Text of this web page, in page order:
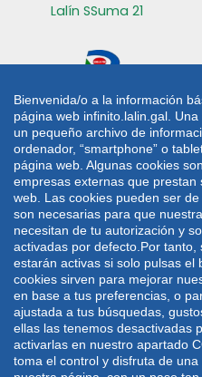
Bienvenida/o a la información
página web infinito.lalin.gal.
un pequeño archivo de
ordenador, “smartphone” o
página web. Algunas cookies
empresas externas que
web. Las cookies pueden ser
son necesarias para que
necesitan de tu autorización y
activadas por defecto.Por
estarán activas si solo pulsas el
cookies sirven para mejorar
en base a tus preferencias, o
ajustada a tus búsquedas,
ellas las tenemos desactivadas
activarlas en nuestro apartado
toma el control y disfruta de
Lalín SSuma 21
Radio Lalín
CONTACTO
Plaza de Galicia 1
36500 Lalín
lalin@lalin.gal
Mapa web Aviso legal
Política de cookies
Deseño e desenvolvemento: